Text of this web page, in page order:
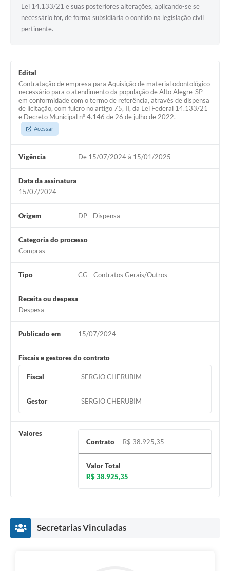
Lei 14.133/21 e suas posteriores alterações, aplicando-se se
necessário for, de forma subsidiária o contido na legislação civil
pertinente.
Edital
Contratação de empresa para Aquisição de material odontológico
necessário para o atendimento da população de Alto Alegre-SP
em conformidade com o termo de referência, através de dispensa
de licitação, com fulcro no artigo 75, II, da Lei Federal 14.133/21
e Decreto Municipal nº 4.146 de 26 de julho de 2022.
Acessar
Vigência De 15/07/2024 à 15/01/2025
Data da assinatura
15/07/2024
Origem DP - Dispensa
Categoria do processo
Compras
Tipo CG - Contratos Gerais/Outros
Receita ou despesa
Despesa
Publicado em 15/07/2024
Fiscais e gestores do contrato
Fiscal SERGIO CHERUBIM
Gestor SERGIO CHERUBIM
Valores
Contrato
R$ 38.925,35
Valor Total
R$ 38.925,35
Secretarias Vinculadas